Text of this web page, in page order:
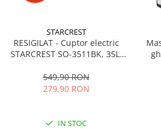
STARCREST
RESIGILAT - Cuptor electric
STARCREST SO-3511BK, 35L,
Programe predefinite,
Interfata digitala, Negru
549,90 RON
279,90 RON
IN STOC